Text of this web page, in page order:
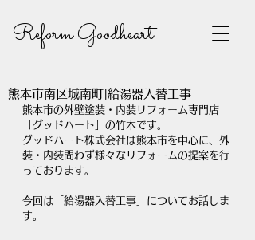
Reform Goodheart
熊本市南区城南町|給湯器入替工事
熊本市の外壁塗装・内装リフォーム専門店
「グッドハート」の竹本です。
グッドハート株式会社は熊本市を中心に、外
装・内装問わず様々なリフォームの提案を行
っております。
今回は「給湯器入替工事」についてお話しま
す。